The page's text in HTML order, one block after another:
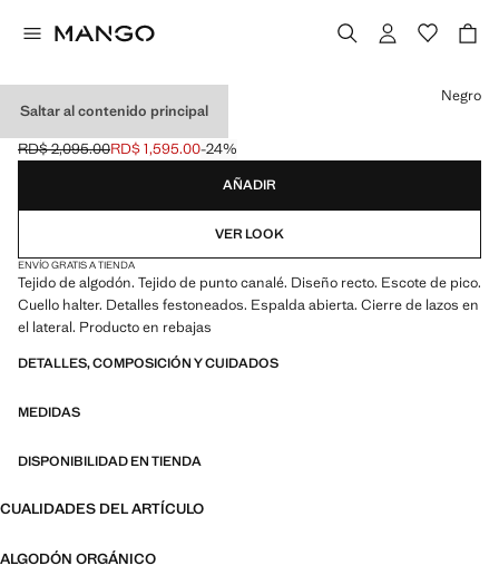
Saltar al contenido principal
TOP PUNTO LAZOS
Precio inicial tachado [RD$ 2,095.00 ]
RD$ 2,095.00
Precio actual [RD$ 1,595.00 ]
RD$ 1,595.00-24%
Selecciona un color
Negro
AÑADIR
VER LOOK
ENVÍO GRATIS A TIENDA
Tejido de algodón. Tejido de punto canalé. Diseño recto. Escote de pico.
Cuello halter. Detalles festoneados. Espalda abierta. Cierre de lazos en
el lateral. Producto en rebajas
DETALLES, COMPOSICIÓN Y CUIDADOS
MEDIDAS
DISPONIBILIDAD EN TIENDA
CUALIDADES DEL ARTÍCULO
ALGODÓN ORGÁNICO